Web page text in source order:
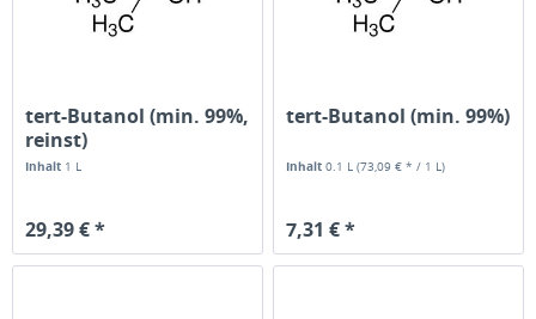
tert-Butanol (min. 99%,
reinst)
Inhalt 1 L
29,39 € *
tert-Butanol (min. 99%)
Inhalt0.1 L(73,09 € * / 1 L)
7,31 € *